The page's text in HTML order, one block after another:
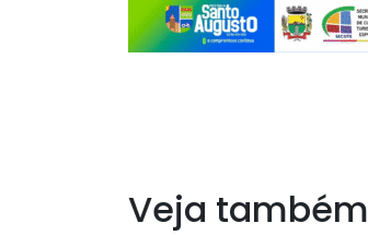
Veja também